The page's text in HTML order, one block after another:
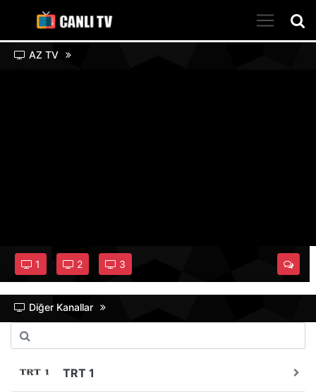
AZ TV
1 2 3
Diğer Kanallar
TRT 1